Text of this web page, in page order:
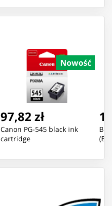
Nowość
97,82 zł
Canon PG-545 black ink
cartridge